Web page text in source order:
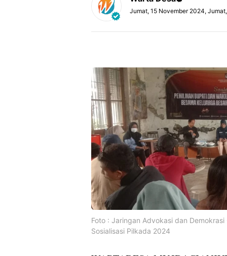
Jumat, 15 November 2024,
Foto : Jaringan Advokasi dan
Sosialisasi Pilkada 2024